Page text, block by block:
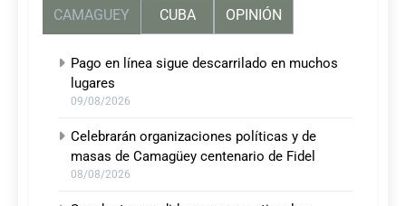
CAMAGUEY CUBA OPINIÓN
Pago en línea sigue descarrilado en muchos
lugares
09/08/2026
Celebrarán organizaciones políticas y de
masas de Camagüey centenario de Fidel
08/08/2026